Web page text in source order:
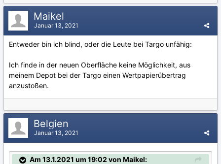
Maikel
Januar 13, 2021
Entweder bin ich blind, oder die Leute bei Targo unfähig:
Ich finde in der neuen Oberfläche keine Möglichkeit, aus
meinem Depot bei der Targo einen Wertpapierübertrag
anzustoßen.
Belgien
Januar 13, 2021
Am 13.1.2021 um 19:02 von Maikel: